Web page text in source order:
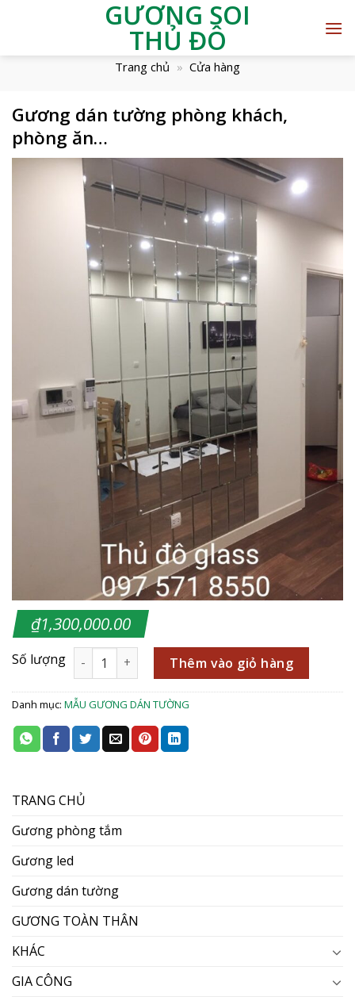
GƯƠNG SOI
THỦ ĐÔ
Trang chủ » Cửa hàng
Gương dán tường phòng khách,
phòng ăn…
₫1,300,000.00
Thêm vào giỏ hàng
Danh mục: MẪU GƯƠNG DÁN TƯỜNG
TRANG CHỦ
Gương phòng tắm
Gương led
Gương dán tường
GƯƠNG TOÀN THÂN
KHÁC
GIA CÔNG